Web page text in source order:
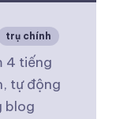
trụ chính
4 tiếng
tự động
blog